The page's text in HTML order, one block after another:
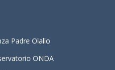
Padre Olallo
ONDA